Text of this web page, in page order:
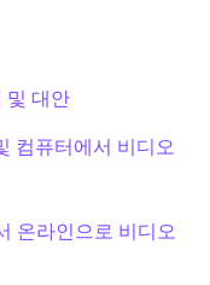
및 대안
컴퓨터에서 비디오
온라인으로 비디오